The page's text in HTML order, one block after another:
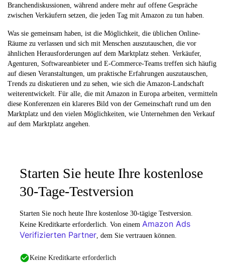
Branchendiskussionen, während andere mehr auf offene Gespräche
zwischen Verkäufern setzen, die jeden Tag mit Amazon zu tun haben.
Was sie gemeinsam haben, ist die Möglichkeit, die üblichen Online-
Räume zu verlassen und sich mit Menschen auszutauschen, die vor
ähnlichen Herausforderungen auf dem Marktplatz stehen. Verkäufer,
Agenturen, Softwareanbieter und E-Commerce-Teams treffen sich häufig
auf diesen Veranstaltungen, um praktische Erfahrungen auszutauschen,
Trends zu diskutieren und zu sehen, wie sich die Amazon-Landschaft
weiterentwickelt. Für alle, die mit Amazon in Europa arbeiten, vermitteln
diese Konferenzen ein klareres Bild von der Gemeinschaft rund um den
Marktplatz und den vielen Möglichkeiten, wie Unternehmen den Verkauf
auf dem Marktplatz angehen.
Starten Sie heute Ihre kostenlose
30-Tage-Testversion
Starten Sie noch heute Ihre kostenlose 30-tägige Testversion.
Keine Kreditkarte erforderlich. Von einem Amazon Ads
Verifizierten Partner, dem Sie vertrauen können.
Keine Kreditkarte erforderlich